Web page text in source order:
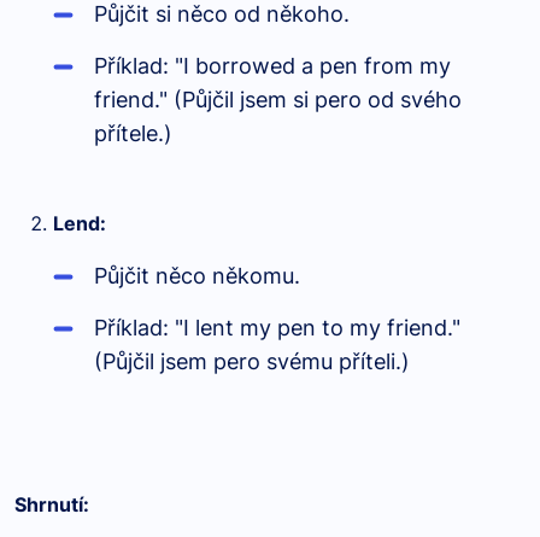
Půjčit si něco od někoho.
Příklad: "I borrowed a pen from my
friend." (Půjčil jsem si pero od svého
přítele.)
Lend:
Půjčit něco někomu.
Příklad: "I lent my pen to my friend."
(Půjčil jsem pero svému příteli.)
Shrnutí: